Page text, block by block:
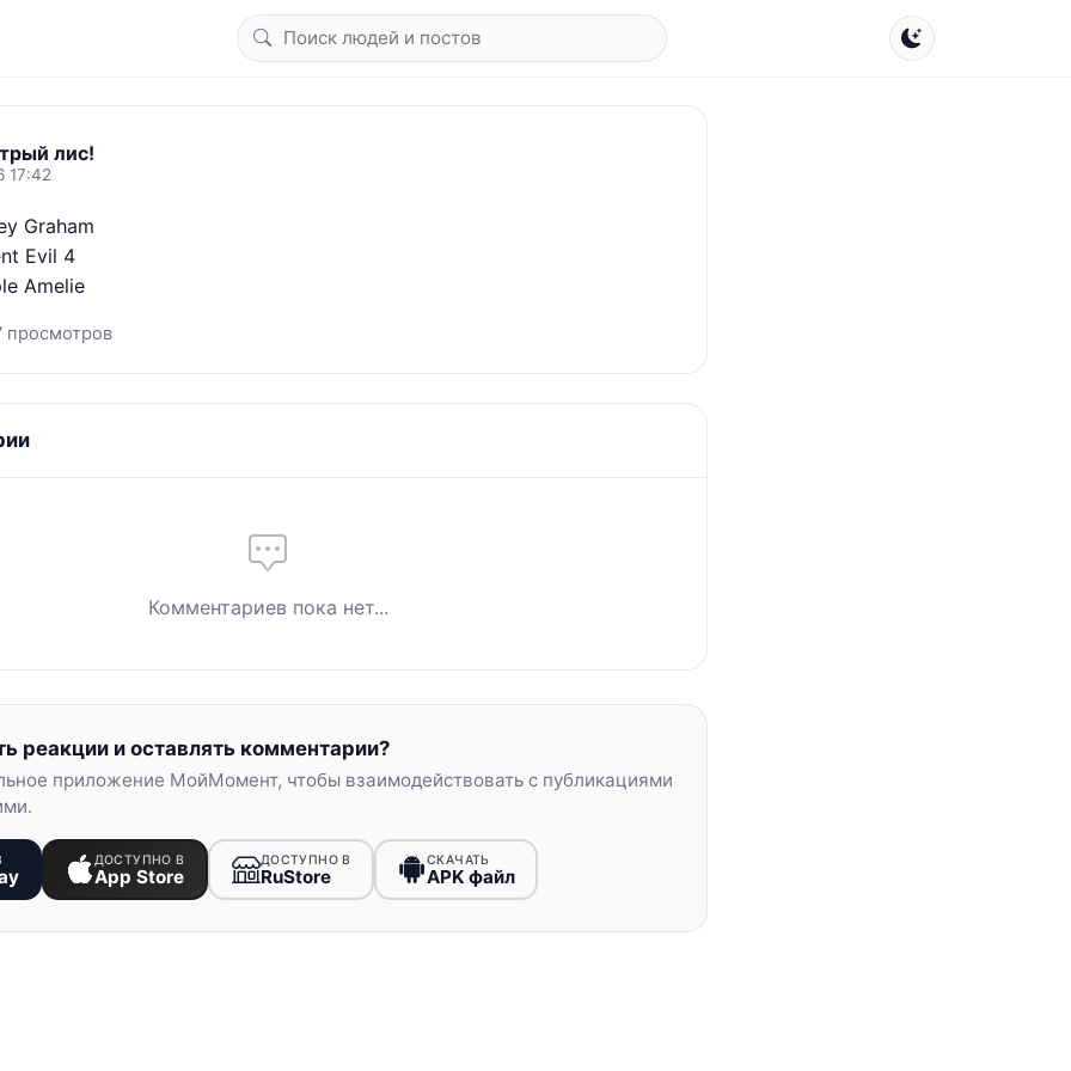
лис!
17:42
Graham
Evil 4
Amelie
просмотров
Комментариев пока нет...
реакции и оставлять комментарии?
приложение МойМомент, чтобы взаимодействовать с публикациями
ДОСТУПНО В
App Store
ДОСТУПНО В
RuStore
СКАЧАТЬ
APK файл